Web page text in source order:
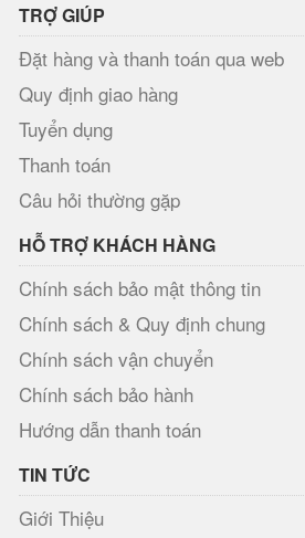
TRỢ GIÚP
Đặt hàng và thanh toán qua web
Quy định giao hàng
Tuyển dụng
Thanh toán
Câu hỏi thường gặp
HỖ TRỢ KHÁCH HÀNG
Chính sách bảo mật thông tin
Chính sách & Quy định chung
Chính sách vận chuyển
Chính sách bảo hành
Hướng dẫn thanh toán
TIN TỨC
Giới Thiệu